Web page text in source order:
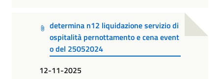
determina n12 liquidazione servizio di
ospitalità pernottamento e cena event
o del 25052024
12-11-2025